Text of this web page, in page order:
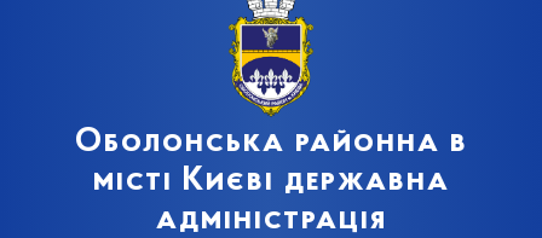
Оболонська районна в
місті Києві державна
адміністрація